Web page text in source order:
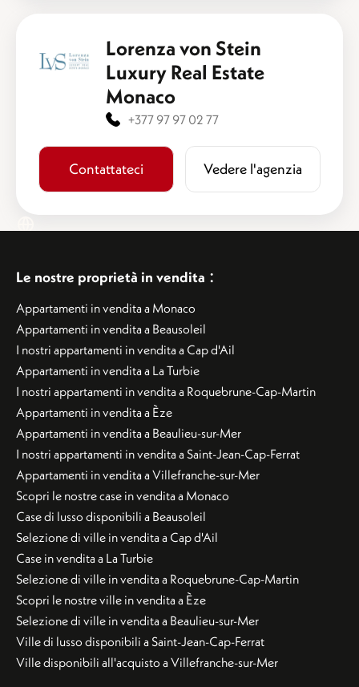
Lorenza von Stein
Luxury Real Estate
Monaco
+377 97 97 02 77
Contattateci ​​Vedere l'agenzia
Le nostre proprietà in vendita :
Appartamenti in vendita a Monaco
Appartamenti in vendita a Beausoleil
I nostri appartamenti in vendita a Cap d'Ail
Appartamenti in vendita a La Turbie
I nostri appartamenti in vendita a Roquebrune-Cap-Martin
Appartamenti in vendita a Èze
Appartamenti in vendita a Beaulieu-sur-Mer
I nostri appartamenti in vendita a Saint-Jean-Cap-Ferrat
Appartamenti in vendita a Villefranche-sur-Mer
Scopri le nostre case in vendita a Monaco
Case di lusso disponibili a Beausoleil
Selezione di ville in vendita a Cap d'Ail
Case in vendita a La Turbie
Selezione di ville in vendita a Roquebrune-Cap-Martin
Scopri le nostre ville in vendita a Èze
Selezione di ville in vendita a Beaulieu-sur-Mer
Ville di lusso disponibili a Saint-Jean-Cap-Ferrat
Ville disponibili all'acquisto a Villefranche-sur-Mer